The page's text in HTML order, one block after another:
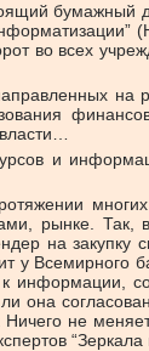
бумажный
во всех
на
и
рынке. Так,
на закупку
у Всемирного
информации,
она
не